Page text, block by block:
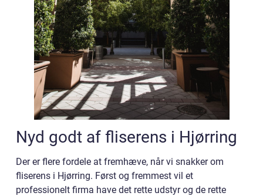
Nyd godt af fliserens i Hjørring
Der er flere fordele at fremhæve, når vi snakker om
fliserens i Hjørring. Først og fremmest vil et
professionelt firma have det rette udstyr og de rette